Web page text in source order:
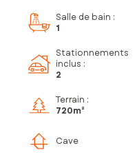
Salle de bain :
1
Stationnements
inclus :
2
Terrain :
720m²
Cave